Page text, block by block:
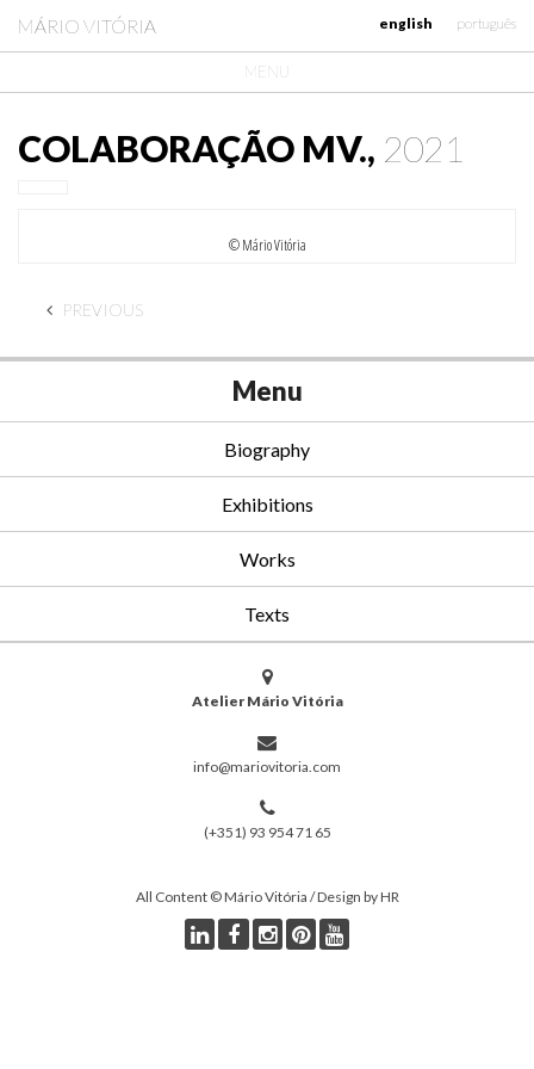
MÁRIO VITÓRIA português
english
MENU
COLABORAÇÃO MV., 2021
© Mário Vitória
PREVIOUS
Menu
Biography
Exhibitions
Works
Texts
Atelier Mário Vitória
info@mariovitoria.com
(+351) 93 954 71 65
All Content © Mário Vitória / Design by HR